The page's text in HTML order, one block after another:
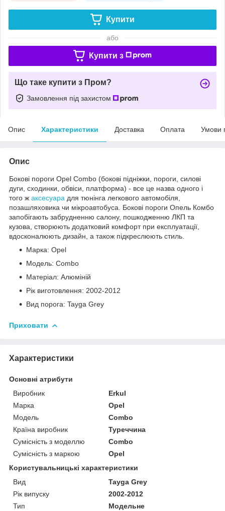
Купити
або
Купити з
Що таке купити з Пром?
Замовлення під захистом
Опис Характеристики Доставка Оплата Умови
Опис
Бокові пороги Opel Combo (бокові підніжки, пороги, силові
дуги, сходинки, обвіси, платформа) - все це назва одного і
того ж аксесуара для тюнінга легкового автомобіля,
позашляховика чи мікроавтобуса. Бокові пороги Опель Комбо
запобігають забрудненню салону, пошкодженню ЛКП та
кузова, створюють додатковий комфорт при експлуатації,
вдосконалюють дизайн, а також підкреслюють стиль.
Марка: Opel
Модель: Combo
Матеріал: Алюміній
Рік виготовлення: 2002-2012
Вид порога: Tayga Grey
Приховати
Характеристики
Основні атрибути
Виробник
Erkul
Марка
Opel
Модель
Combo
Країна виробник
Туреччина
Сумісність з моделлю
Combo
Сумісність з маркою
Opel
Користувальницькі характеристики
Вид
Tayga Grey
Рік випуску
2002-2012
Тип
Модельне